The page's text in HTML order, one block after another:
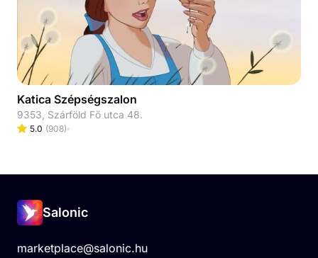
Katica Szépségszalon
9353, Szárföld Fő utca 48.
5.0 (908)
Salonic
marketplace@salonic.hu